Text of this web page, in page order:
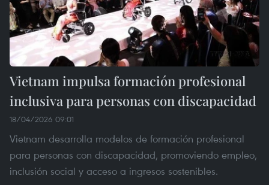
Vietnam impulsa formación profesional
inclusiva para personas con discapacidad
18/04/2026 09:01
Vietnam desarrolla modelos de formación profesional
para personas con discapacidad, promoviendo empleo,
inclusión social y acceso a ingresos sostenibles.